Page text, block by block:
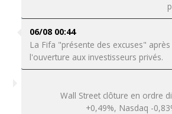
06/08 00:44
La Fifa "présente des excuses"
l'ouverture aux investisseurs privés.
Wall Street clôture en ordre
+0,49%, Nasdaq -